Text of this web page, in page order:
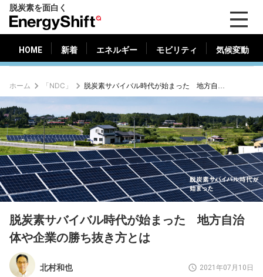
脱炭素を面白く
ナ
ジ
ー
フ
ト）
HOME 新着 エネルギー モビリティ 気候変動
新着 エネルギー 気候変動
ホーム 「NDC」 脱炭素サバイバル時代が始まった 地方自治体や企業の勝ち抜き方とは
脱炭素サバイバル時代が始まった 地方自治
体や企業の勝ち抜き方とは
北村和也 2021年07月10日